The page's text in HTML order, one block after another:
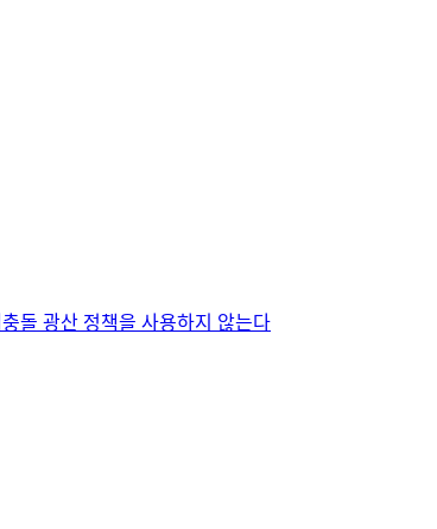
충돌 광산 정책을 사용하지 않는다